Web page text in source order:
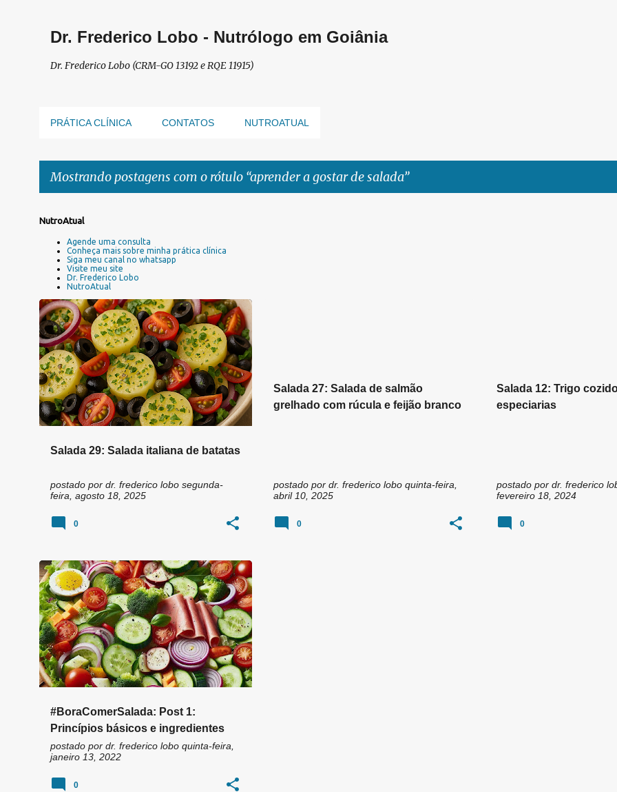
Dr. Frederico Lobo - Nutrólogo em Goiânia
Dr. Frederico Lobo (CRM-GO 13192 e RQE 11915)
PRÁTICA CLÍNICA CONTATOS NUTROATUAL
Mostrando postagens com o rótulo aprender a gostar de salada
P
e
n
s
NutroAtual
Agende uma consulta
Conheça mais sobre minha prática clínica
Siga meu canal no whatsapp
Visite meu site
Dr. Frederico Lobo
NutroAtual
Salada 29: Salada italiana de batatas
postado por dr. frederico lobo segunda-
feira, agosto 18, 2025
#BORACOMERSALADA +3
0
Salada 27: Salada de salmão
grelhado com rúcula e feijão branco
postado por dr. frederico lobo quinta-feira,
abril 10, 2025
0
Salada 12: Trigo
especiarias
postado por dr. frederico
fevereiro 18, 2024
0
#BoraComerSalada: Post 1:
Princípios básicos e ingredientes
postado por dr. frederico lobo quinta-feira,
janeiro 13, 2022
APRENDER A GOSTAR DE SALADA +8
0